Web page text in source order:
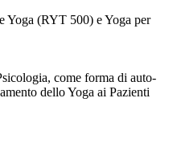
Yoga (RYT 500) e Yoga per
come forma di auto-
dello Yoga ai Pazienti